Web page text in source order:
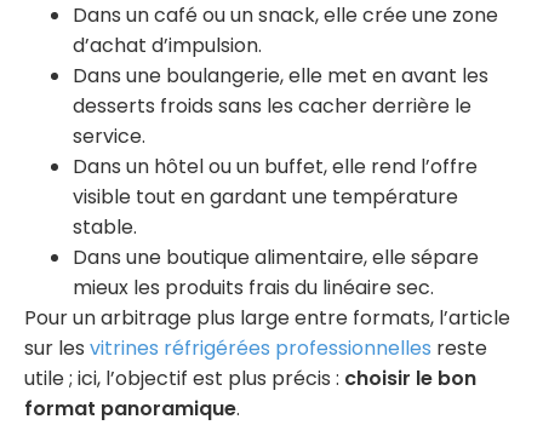
Dans un café ou un snack, elle crée une zone
d’achat d’impulsion.
Dans une boulangerie, elle met en avant les
desserts froids sans les cacher derrière le
service.
Dans un hôtel ou un buffet, elle rend l’offre
visible tout en gardant une température
stable.
Dans une boutique alimentaire, elle sépare
mieux les produits frais du linéaire sec.
Pour un arbitrage plus large entre formats, l’article
sur les vitrines réfrigérées professionnelles reste
utile ; ici, l’objectif est plus précis : choisir le bon
format panoramique.